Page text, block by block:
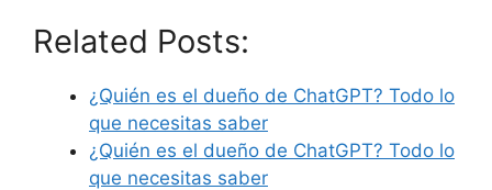
Related Posts:
¿Quién es el dueño de ChatGPT? Todo lo
que necesitas saber
¿Quién es el dueño de ChatGPT? Todo lo
que necesitas saber